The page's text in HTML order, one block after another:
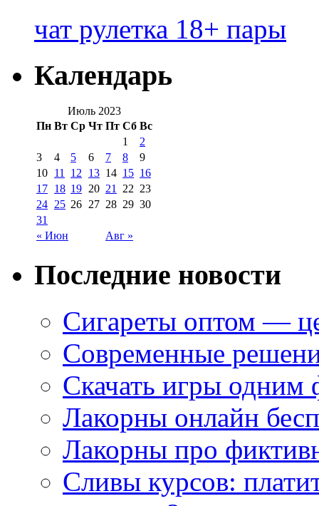
чат рулетка 18+ пары
Календарь
Июль 2023
Пн Вт Ср Чт Пт Сб Вс
« Июн Авг »
1
2
3
4 5 6 7 8
9
10 11 12 13 14 15 16
17 18 19 20 21 22 23
24 25 26 27 28 29 30
31
Последние новости
Сигареты оптом —
Современные
Скачать игры одним
Лакорны онлайн
Лакорны про
Сливы курсов: